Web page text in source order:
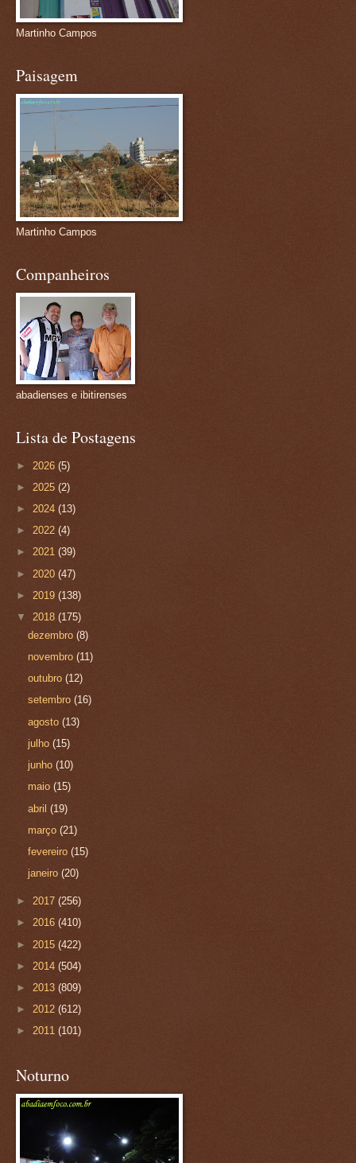
Martinho Campos
Paisagem
Martinho Campos
Companheiros
abadienses e ibitirenses
Lista de Postagens
► 2026 (5)
► 2025 (2)
► 2024 (13)
► 2022 (4)
► 2021 (39)
► 2020 (47)
► 2019 (138)
▼ 2018 (175)
dezembro(8)
novembro(11)
outubro(12)
setembro(16)
agosto(13)
julho(15)
junho(10)
maio(15)
abril(19)
março(21)
fevereiro(15)
janeiro(20)
► 2017 (256)
► 2016 (410)
► 2015 (422)
► 2014 (504)
► 2013 (809)
► 2012 (612)
► 2011 (101)
Noturno